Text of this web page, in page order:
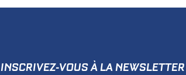
INSCRIVEZ-VOUS À LA NEWSLETTER